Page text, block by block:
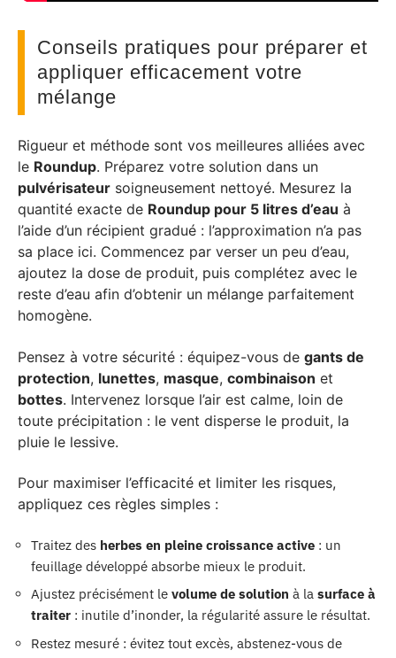
Conseils pratiques pour préparer et
appliquer efficacement votre
mélange
Rigueur et méthode sont vos meilleures alliées avec
le Roundup. Préparez votre solution dans un
pulvérisateur soigneusement nettoyé. Mesurez la
quantité exacte de Roundup pour 5 litres d’eau à
l’aide d’un récipient gradué : l’approximation n’a pas
sa place ici. Commencez par verser un peu d’eau,
ajoutez la dose de produit, puis complétez avec le
reste d’eau afin d’obtenir un mélange parfaitement
homogène.
Pensez à votre sécurité : équipez-vous de gants de
protection, lunettes, masque, combinaison et
bottes. Intervenez lorsque l’air est calme, loin de
toute précipitation : le vent disperse le produit, la
pluie le lessive.
Pour maximiser l’efficacité et limiter les risques,
appliquez ces règles simples :
Traitez des herbes en pleine croissance active : un
feuillage développé absorbe mieux le produit.
Ajustez précisément le volume de solution à la surface à
traiter : inutile d’inonder, la régularité assure le résultat.
Restez mesuré : évitez tout excès, abstenez-vous de